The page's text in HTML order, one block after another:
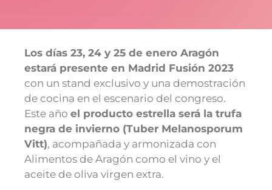
Los días 23, 24 y 25 de enero Aragón
estará presente en Madrid Fusión 2023
con un stand exclusivo y una demostración
de cocina en el escenario del congreso.
Este año el producto estrella será la trufa
negra de invierno (Tuber Melanosporum
Vitt), acompañada y armonizada con
Alimentos de Aragón como el vino y el
aceite de oliva virgen extra.